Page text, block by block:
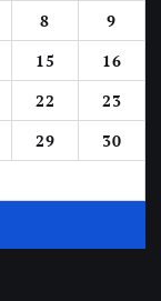
8
9
15
16
22
23
29
30